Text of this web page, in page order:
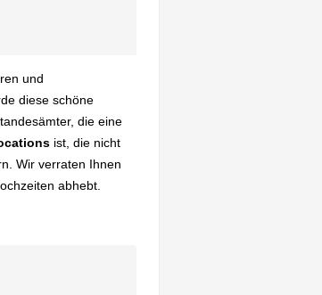
und
diese schöne
die eine
ist, die nicht
Wir verraten Ihnen
abhebt.